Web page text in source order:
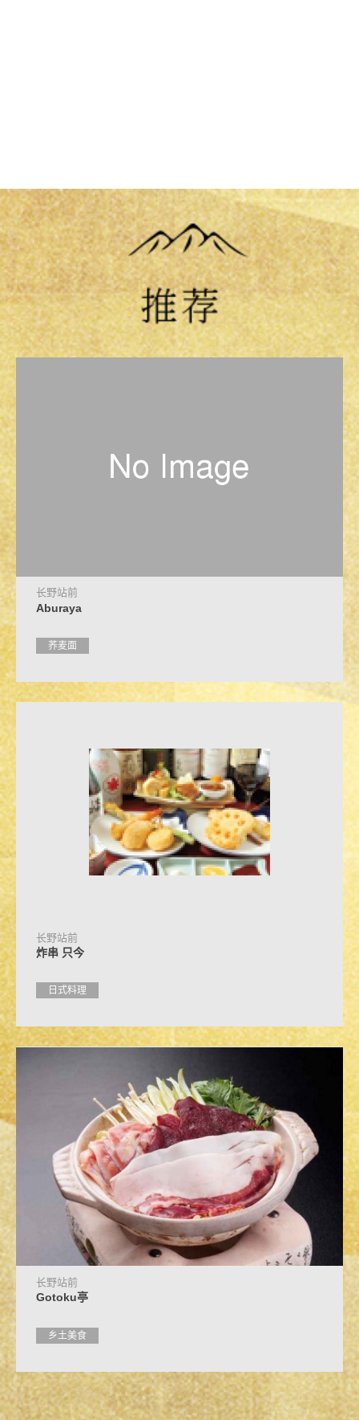
长野站前
Aburaya
荞麦面
长野站前
炸串 只今
日式料理
长野站前
Gotoku亭
乡土美食